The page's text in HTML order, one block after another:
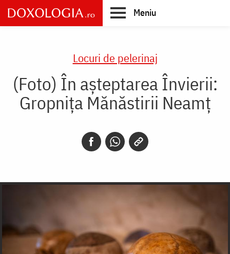
Skip
to
main
Meniu
Locuri de pelerinaj
(Foto) În așteptarea Învierii:
Gropnița Mănăstirii Neamț